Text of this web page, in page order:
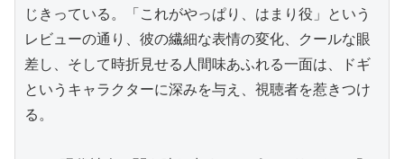
じきっている。「これがやっぱり、はまり役」という
レビューの通り、彼の繊細な表情の変化、クールな眼
差し、そして時折見せる人間味あふれる一面は、ドギ
というキャラクターに深みを与え、視聴者を惹きつけ
る。